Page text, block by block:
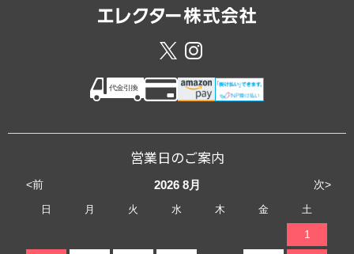
営業日のご案内
<前 次>
2026 8月
日 月 火 水 木 金 土
1